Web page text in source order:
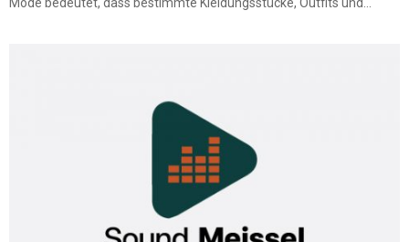
Mode bedeutet, dass bestimmte Kleidungsstücke, Outfits und...